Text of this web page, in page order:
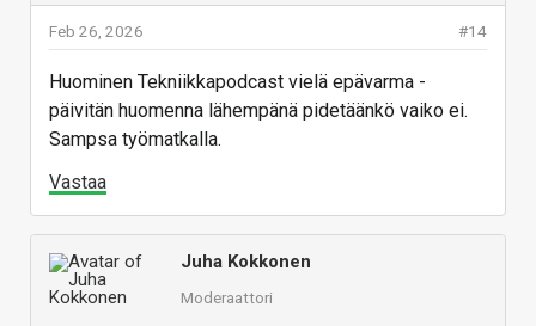
#14
Feb 26, 2026
Huominen Tekniikkapodcast vielä epävarma -
päivitän huomenna lähempänä pidetäänkö vaiko ei.
Sampsa työmatkalla.
Vastaa
Juha Kokkonen
Moderaattori